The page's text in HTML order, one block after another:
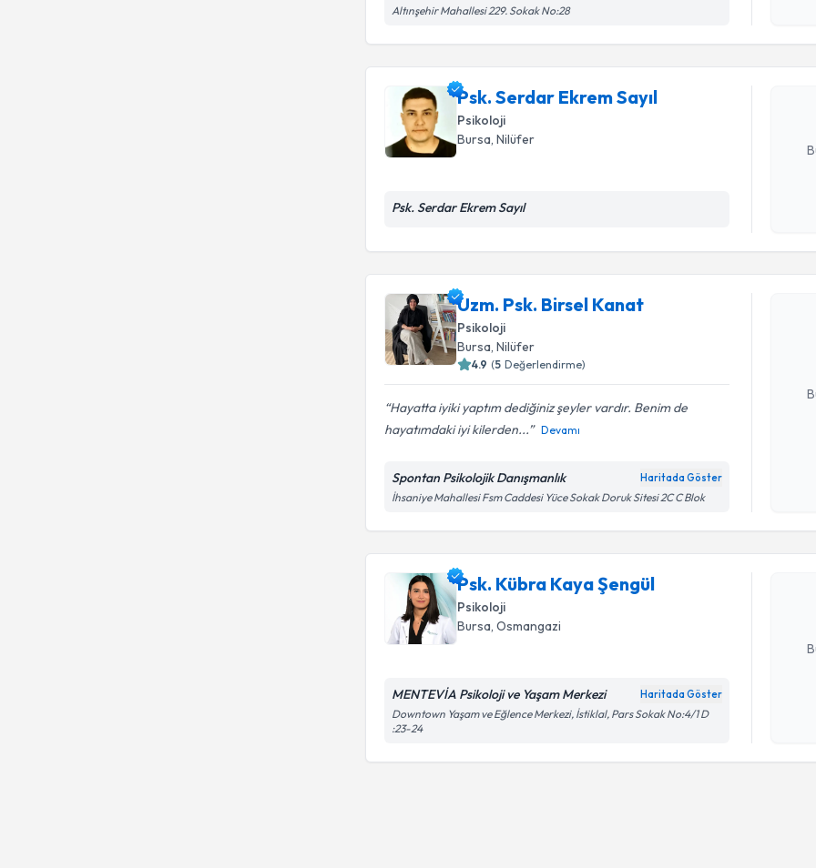
Altınşehir Mahallesi 229. Sokak No:28
Psk. Serdar Ekrem Sayıl
Psikoloji
Bursa, Nilüfer
Psk. Serdar Ekrem Sayıl
Size bu
Uzm. Psk. Birsel Kanat
Psikoloji
Bursa, Nilüfer
4.9 (5 Değerlendirme)
Hayatta iyiki yaptım dediğiniz şeyler vardır. Benim de
hayatımdaki iyi kilerden...
Devamı
Spontan Psikolojik Danışmanlık Haritada Göster
İhsaniye Mahallesi Fsm Caddesi Yüce Sokak Doruk Sitesi 2C C Blok
Randevu
Uzm. Psk.
Psk. Kübra Kaya Şengül
Psikoloji
Bursa, Osmangazi
MENTEVİA Psikoloji ve Yaşam Merkezi Haritada Göster
Downtown Yaşam ve Eğlence Merkezi, İstiklal, Pars Sokak No:4/1 D
:23-24
Psk.
Size bu